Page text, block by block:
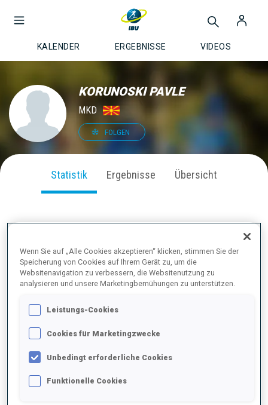
KALENDER ERGEBNISSE VIDEOS
KORUNOSKI PAVLE
MKD
FOLGEN
Statistik Ergebnisse Übersicht
PERFORMANCE
Wenn Sie auf „Alle Cookies akzeptieren“ klicken, stimmen Sie der
Speicherung von Cookies auf Ihrem Gerät zu, um die
Websitenavigation zu verbessern, die Websitenutzung zu
analysieren und unsere Marketingbemühungen zu unterstützen.
Leistungs-Cookies
Cookies für Marketingzwecke
Unbedingt erforderliche Cookies
Funktionelle Cookies